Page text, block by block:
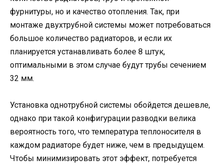
фурнитуры, но и качество отопления. Так, при
монтаже двухтрубной системы может потребоваться
большое количество радиаторов, и если их
планируется устанавливать более 8 штук,
оптимальными в этом случае будут трубы сечением
32 мм.
Установка однотрубной системы обойдется дешевле,
однако при такой конфигурации разводки велика
вероятность того, что температура теплоносителя в
каждом радиаторе будет ниже, чем в предыдущем.
Чтобы минимизировать этот эффект, потребуется